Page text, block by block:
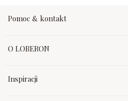
Pomoc & kontakt
O LOBERON
Inspiracji